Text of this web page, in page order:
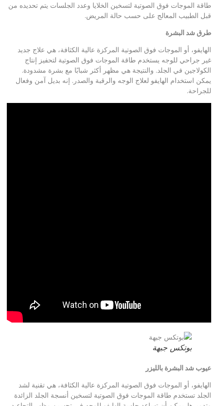
طاقة الموجات فوق الصوتية لتسخين الخلايا وعدد الجلسات يتم تحديده من
قبل الطبيب المعالج على حسب حالة المريض.
طرق شد البشرة
الهايفو، أو الموجات فوق الصوتية المركزة عالية الكثافة، هي علاج جديد
غير جراحي للوجه يستخدم طاقة الموجات فوق الصوتية لتحفيز إنتاج
الكولاجين في الجلد. والنتيجة هي مظهر أكثر شبابًا مع بشرة مشدودة.
يمكن استخدام الهايفو لعلاج الوجه والرقبة والصدر. إنه بديل آمن وفعال
للجراحة.
بوتكس جبهة
عيوب شد البشرة بالليزر
الهايفو، أو الموجات فوق الصوتية المركزة عالية الكثافة، هي تقنية لشد
الجلد تستخدم طاقة الموجات فوق الصوتية لتسخين أنسجة الجلد الزائدة